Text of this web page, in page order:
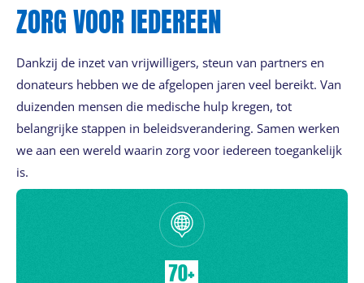
ZORG VOOR IEDEREEN
Dankzij de inzet van vrijwilligers, steun van partners en
donateurs hebben we de afgelopen jaren veel bereikt. Van
duizenden mensen die medische hulp kregen, tot
belangrijke stappen in beleidsverandering. Samen werken
we aan een wereld waarin zorg voor iedereen toegankelijk
is.
70+